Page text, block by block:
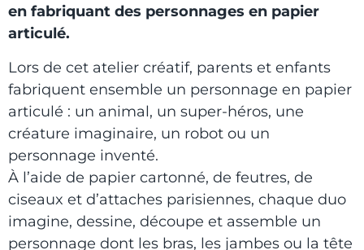
en fabriquant des personnages en papier
articulé.
Lors de cet atelier créatif, parents et enfants
fabriquent ensemble un personnage en papier
articulé : un animal, un super-héros, une
créature imaginaire, un robot ou un
personnage inventé.
À l’aide de papier cartonné, de feutres, de
ciseaux et d’attaches parisiennes, chaque duo
imagine, dessine, découpe et assemble un
personnage dont les bras, les jambes ou la tête